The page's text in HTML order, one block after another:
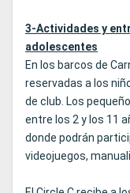
3-Actividades y
adolescentes
En los barcos de
reservadas a los
de club. Los
entre los 2 y los 11
donde podrán
videojuegos,